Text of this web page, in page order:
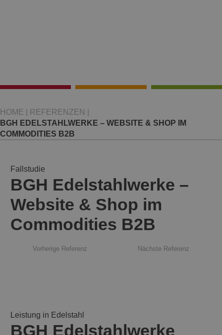
HOME REFERENZEN
BGH EDELSTAHLWERKE – WEBSITE & SHOP IM
COMMODITIES B2B
Fallstudie
BGH Edelstahlwerke –
Website & Shop im
Commodities B2B
Vorherige Referenz Nächste Referenz
Leistung in Edelstahl
BGH Edelstahlwerke